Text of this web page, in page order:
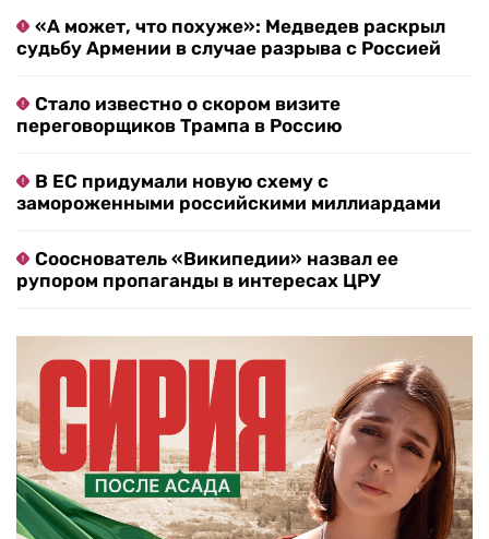
«А может, что похуже»: Медведев раскрыл
судьбу Армении в случае разрыва с Россией
Стало известно о скором визите
переговорщиков Трампа в Россию
В ЕС придумали новую схему с
замороженными российскими миллиардами
Сооснователь «Википедии» назвал ее
рупором пропаганды в интересах ЦРУ